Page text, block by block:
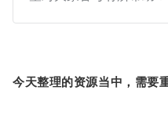
今天整理的资源当中，需要